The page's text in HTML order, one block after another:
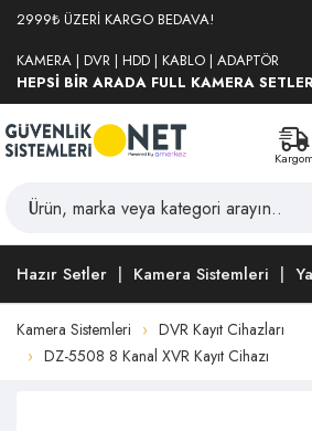
2999₺ ÜZERİ KARGO BEDAVA!
KAMERA | DVR | HDD | KABLO | ADAPTÖR
HEPSİ BİR ARADA FULL KAMERA
Kargom
Hazır Setler Kamera Sistemleri
Kamera Sistemleri
DVR Kayıt Cihazları
DZ-5508 8 Kanal XVR Kayıt Cihazı